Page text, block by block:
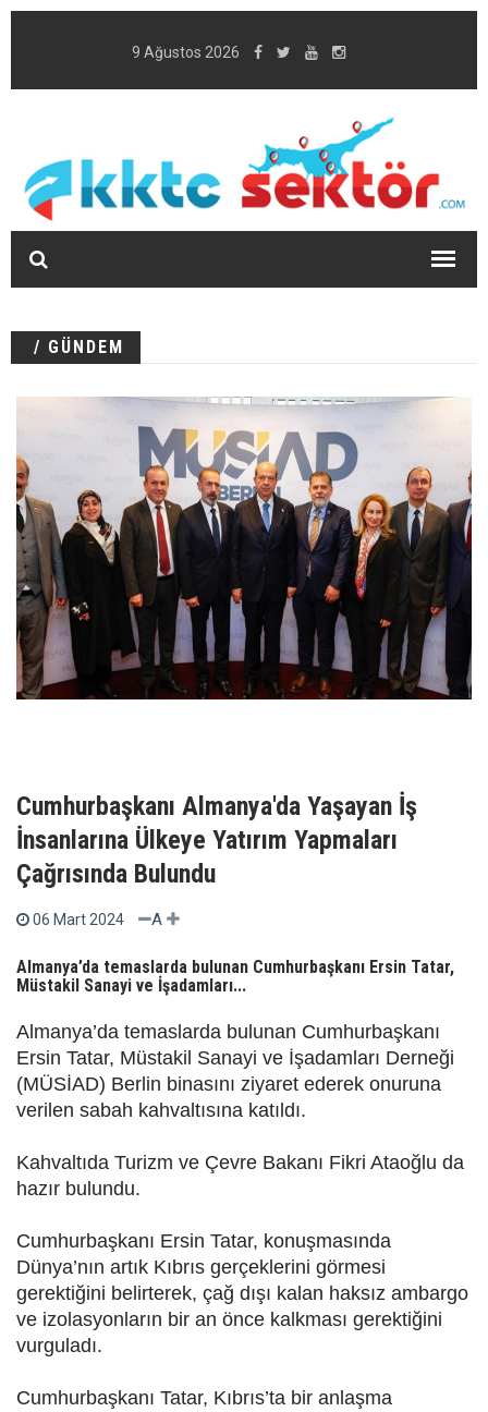
9 Ağustos 2026
/ GÜNDEM
Cumhurbaşkanı Almanya'da Yaşayan İş
İnsanlarına Ülkeye Yatırım Yapmaları
Çağrısında Bulundu
06 Mart 2024 A
Almanya’da temaslarda bulunan Cumhurbaşkanı Ersin Tatar,
Müstakil Sanayi ve İşadamları...
Almanya’da temaslarda bulunan Cumhurbaşkanı
Ersin Tatar, Müstakil Sanayi ve İşadamları Derneği
(MÜSİAD) Berlin binasını ziyaret ederek onuruna
verilen sabah kahvaltısına katıldı.
Kahvaltıda Turizm ve Çevre Bakanı Fikri Ataoğlu da
hazır bulundu.
Cumhurbaşkanı Ersin Tatar, konuşmasında
Dünya’nın artık Kıbrıs gerçeklerini görmesi
gerektiğini belirterek, çağ dışı kalan haksız ambargo
ve izolasyonların bir an önce kalkması gerektiğini
vurguladı.
Cumhurbaşkanı Tatar, Kıbrıs’ta bir anlaşma